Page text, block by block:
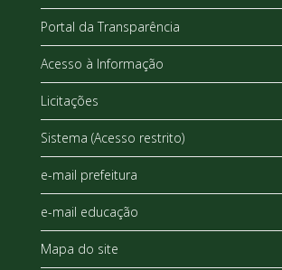
Portal da Transparência
Acesso à Informação
Licitações
Sistema (Acesso restrito)
e-mail prefeitura
e-mail educação
Mapa do site